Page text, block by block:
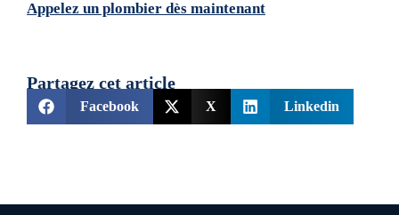
Appelez un plombier dès maintenant
Partagez cet article
Facebook X Linkedin